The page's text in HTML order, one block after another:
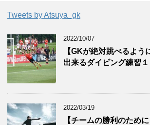
Tweets by Atsuya_gk
2022/10/07
【GKが絶対跳べるよう
出来るダイビング練習１
2022/03/19
【チームの勝利のため